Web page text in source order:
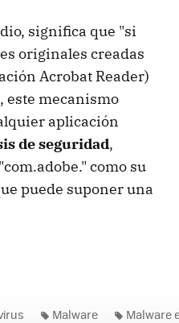
significa que "si
originales creadas
Acrobat Reader)
este mecanismo
aplicación
de seguridad,
como su
puede suponer una
Malware Malware